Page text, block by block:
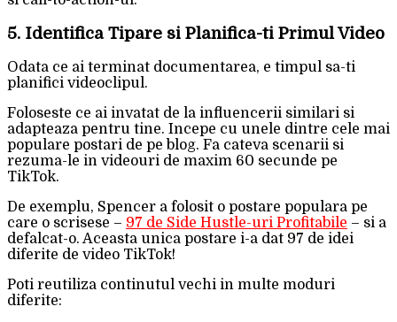
5. Identifica Tipare si Planifica-ti Primul Video
Odata ce ai terminat documentarea, e timpul sa-ti
planifici videoclipul.
Foloseste ce ai invatat de la influencerii similari si
adapteaza pentru tine. Incepe cu unele dintre cele mai
populare postari de pe blog. Fa cateva scenarii si
rezuma-le in videouri de maxim 60 secunde pe
TikTok.
De exemplu, Spencer a folosit o postare populara pe
care o scrisese – 97 de Side Hustle-uri Profitabile – si a
defalcat-o. Aceasta unica postare i-a dat 97 de idei
diferite de video TikTok!
Poti reutiliza continutul vechi in multe moduri
diferite: